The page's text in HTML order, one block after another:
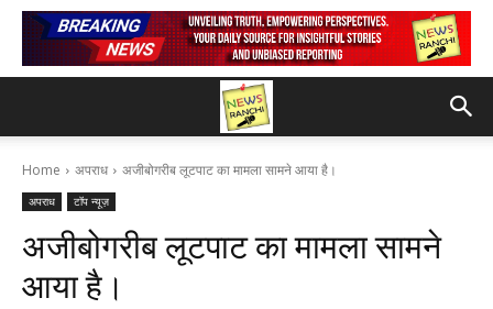
Home अपराध अजीबोगरीब लूटपाट का मामला सामने आया है।
अपराध टॉप न्यूज़
अजीबोगरीब लूटपाट का मामला सामने
आया है।